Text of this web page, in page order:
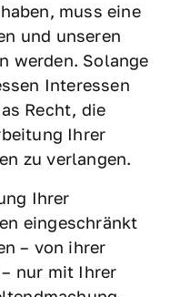
muss eine
und unseren
werden. Solange
Interessen
Recht, die
Ihrer
zu verlangen.
Ihrer
eingeschränkt
– von ihrer
nur mit Ihrer